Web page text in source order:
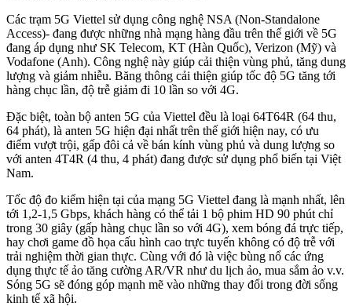
Các trạm 5G Viettel sử dụng công nghệ NSA (Non-Standalone
Access)- đang được những nhà mạng hàng đầu trên thế giới về 5G
đang áp dụng như SK Telecom, KT (Hàn Quốc), Verizon (Mỹ) và
Vodafone (Anh). Công nghệ này giúp cải thiện vùng phủ, tăng dung
lượng và giảm nhiễu. Băng thông cải thiện giúp tốc độ 5G tăng tới
hàng chục lần, độ trễ giảm đi 10 lần so với 4G.
Đặc biệt, toàn bộ anten 5G của Viettel đều là loại 64T64R (64 thu,
64 phát), là anten 5G hiện đại nhất trên thế giới hiện nay, có ưu
điểm vượt trội, gấp đôi cả về bán kính vùng phủ và dung lượng so
với anten 4T4R (4 thu, 4 phát) đang được sử dụng phổ biến tại Việt
Nam.
Tốc độ đo kiểm hiện tại của mạng 5G Viettel đang là mạnh nhất, lên
tới 1,2-1,5 Gbps, khách hàng có thể tải 1 bộ phim HD 90 phút chỉ
trong 30 giây (gấp hàng chục lần so với 4G), xem bóng đá trực tiếp,
hay chơi game đồ họa cấu hình cao trực tuyến không có độ trễ với
trải nghiệm thời gian thực. Cùng với đó là việc bùng nổ các ứng
dụng thực tế ảo tăng cường AR/VR như du lịch ảo, mua sắm ảo v.v.
Sóng 5G sẽ đóng góp mạnh mẽ vào những thay đổi trong đời sống
kinh tế xã hội.